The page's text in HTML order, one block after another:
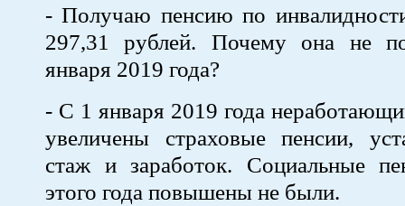
- Получаю пенсию по
297,31 рублей. Почему она не
января 2019 года?
- С 1 января 2019 года
увеличены страховые пенсии,
стаж и заработок. Социальные
этого года повышены не были.